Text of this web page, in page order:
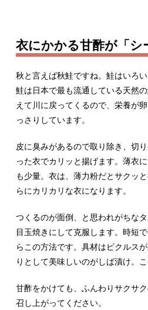
衣にかかる甘酢が「シ
秋と言えば秋鮭ですね。鮭はいろ
鮭は日本で最も流通している天然
えて川に戻ってくるので、栄養が
っさりしています。
皮に臭みがあるので取り除き、切
った衣でカリッと揚げます。薄衣
も少量。衣は、薄力粉だとサクッ
らにカリカリな衣になります。
つくるのが面倒、と思われがちな
目玉焼きにして克服します。時短
らこの方法です。具材はピクルス
りとして美味しいのがしば漬け。
甘酢をかけても、ふんわりサクサ
召し上がってください。